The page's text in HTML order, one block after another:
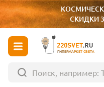
СКИДКИ
ГИПЕРМАРКЕТ СВЕТА